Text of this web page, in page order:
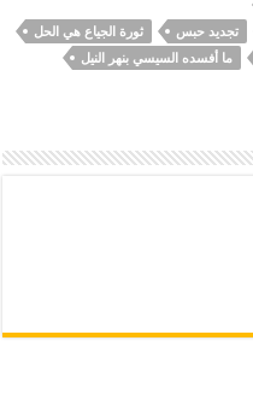
تجديد حبس
ثورة الجياع هي الحل
ما أفسده السيسي بنهر النيل